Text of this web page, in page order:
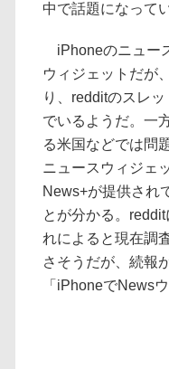
中で話題になって
iPhoneのニュー
ウィジェットだが
り、redditのスレ
でいるようだ。一
る米国などでは問
ニュースウィジェ
News+が提供され
とが分かる。
れによると現在調
さそうだが、続報
「iPhoneでNews